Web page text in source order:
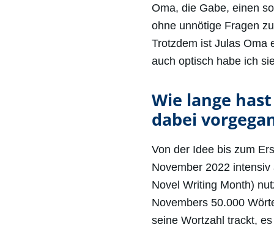
Oma, die Gabe, einen
ohne unnötige Fragen
Trotzdem ist Julas Oma
auch optisch habe ich
Wie lange
dabei
Von der Idee bis zum
November 2022
Novel Writing Month)
Novembers 50.000
seine Wortzahl trackt,